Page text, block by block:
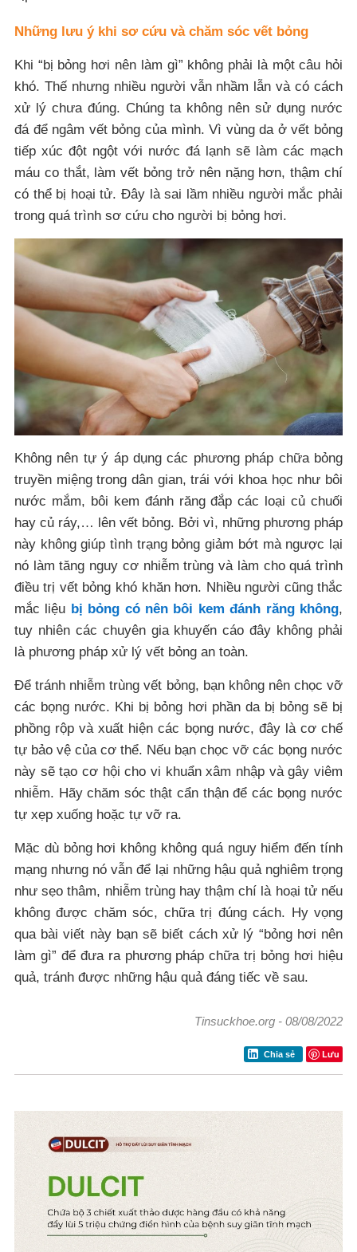
Những lưu ý khi sơ cứu và chăm sóc vết bỏng
Khi “bị bỏng hơi nên làm gì” không phải là một câu hỏi
khó. Thế nhưng nhiều người vẫn nhầm lẫn và có cách
xử lý chưa đúng. Chúng ta không nên sử dụng nước
đá để ngâm vết bỏng của mình. Vì vùng da ở vết bỏng
tiếp xúc đột ngột với nước đá lạnh sẽ làm các mạch
máu co thắt, làm vết bỏng trở nên nặng hơn, thậm chí
có thể bị hoại tử. Đây là sai lầm nhiều người mắc phải
trong quá trình sơ cứu cho người bị bỏng hơi.
Không nên tự ý áp dụng các phương pháp chữa bỏng
truyền miệng trong dân gian, trái với khoa học như bôi
nước mắm, bôi kem đánh răng đắp các loại củ chuối
hay củ ráy,… lên vết bỏng. Bởi vì, những phương pháp
này không giúp tình trạng bỏng giảm bớt mà ngược lại
nó làm tăng nguy cơ nhiễm trùng và làm cho quá trình
điều trị vết bỏng khó khăn hơn. Nhiều người cũng thắc
mắc liệu bị bỏng có nên bôi kem đánh răng không,
tuy nhiên các chuyên gia khuyến cáo đây không phải
là phương pháp xử lý vết bỏng an toàn.
Để tránh nhiễm trùng vết bỏng, bạn không nên chọc vỡ
các bọng nước. Khi bị bỏng hơi phần da bị bỏng sẽ bị
phồng rộp và xuất hiện các bọng nước, đây là cơ chế
tự bảo vệ của cơ thể. Nếu bạn chọc vỡ các bọng nước
này sẽ tạo cơ hội cho vi khuẩn xâm nhập và gây viêm
nhiễm. Hãy chăm sóc thật cẩn thận để các bọng nước
tự xẹp xuống hoặc tự vỡ ra.
Mặc dù bỏng hơi không không quá nguy hiểm đến tính
mạng nhưng nó vẫn để lại những hậu quả nghiêm trọng
như sẹo thâm, nhiễm trùng hay thậm chí là hoại tử nếu
không được chăm sóc, chữa trị đúng cách. Hy vọng
qua bài viết này bạn sẽ biết cách xử lý “bỏng hơi nên
làm gì” để đưa ra phương pháp chữa trị bỏng hơi hiệu
quả, tránh được những hậu quả đáng tiếc về sau.
Tinsuckhoe.org -08/08/2022
Chia sẻ Lưu